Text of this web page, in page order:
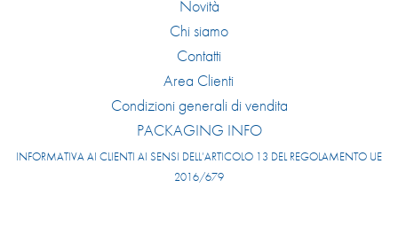
Novità
Chi siamo
Contatti
Area Clienti
Condizioni generali di vendita
PACKAGING INFO
INFORMATIVA AI CLIENTI AI SENSI DELL’ARTICOLO 13 DEL REGOLAMENTO UE
2016/679